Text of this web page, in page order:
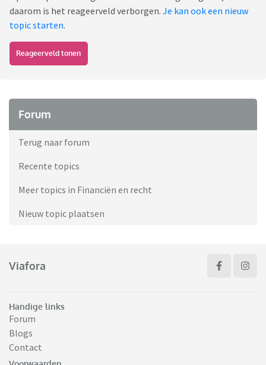
daarom is het reageerveld verborgen. Je kan ook een nieuw
topic starten.
Reageerveld tonen
Forum
Terug naar forum
Recente topics
Meer topics in Financiën en recht
Nieuw topic plaatsen
Viafora
Handige links
Forum
Blogs
Contact